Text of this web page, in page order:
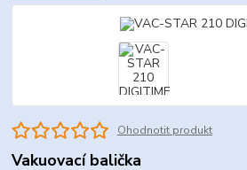
Ohodnotit produkt
Vakuovací balička